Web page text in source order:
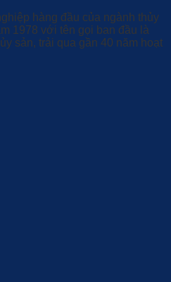
hàng đầu của ngành thủy
1978 với tên gọi ban đầu là
sản, trải qua gần 40 năm hoạt